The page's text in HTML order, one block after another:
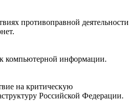
противоправной деятельности
компьютерной информации.
на критическую
Российской Федерации.